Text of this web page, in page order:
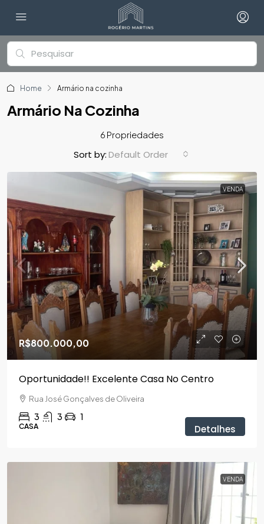
Home Armário na cozinha
Armário Na Cozinha
6 Propriedades
Sort by:Default Order
VENDA
R$800.000,00
Oportunidade!! Excelente Casa No Centro
Rua José Gonçalves de Oliveira
3 3 1
CASA Detalhes
VENDA